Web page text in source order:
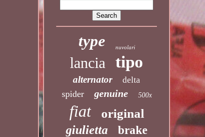
type nuvolari
lancia tipo
alternator delta
spider genuine 500x
fiat original
giulietta brake